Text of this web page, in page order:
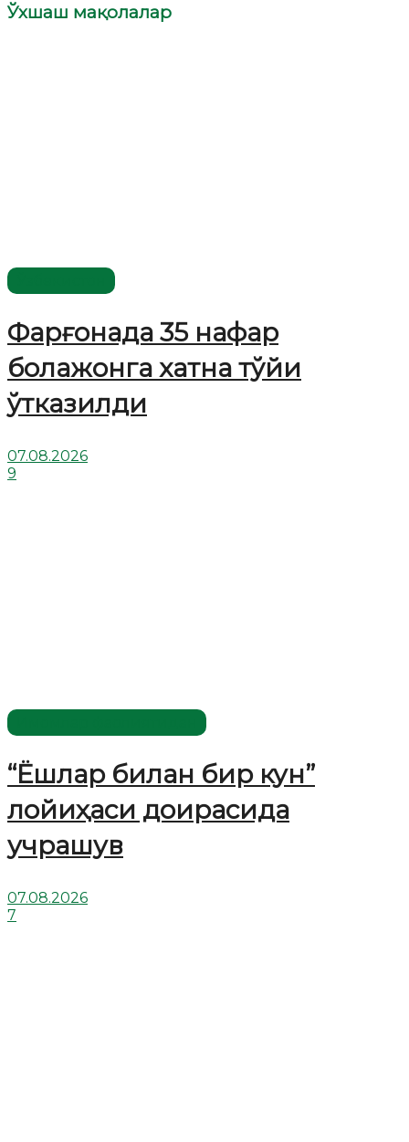
Ўхшаш мақолалар
Фарғонада 35 нафар
болажонга хатна тўйи
ўтказилди
07.08.2026
9
“Ёшлар билан бир кун”
лойиҳаси доирасида
учрашув
07.08.2026
7